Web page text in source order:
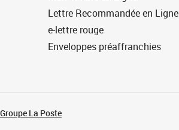
Lettre Recommandée en Ligne
e-lettre rouge
Enveloppes préaffranchies
Groupe La Poste